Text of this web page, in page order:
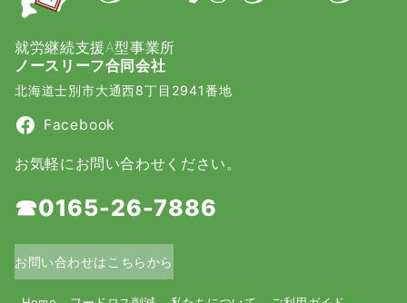
就労継続支援A型事業所
ノースリーフ合同会社
北海道士別市大通西8丁目2941番地
Facebook
お気軽にお問い合わせください。
☎0165-26-7886
お問い合わせはこちらから